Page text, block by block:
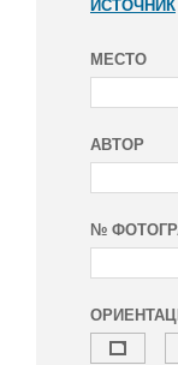
ИСТОЧНИК
МЕСТО
АВТОР
№